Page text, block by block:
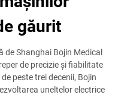
găurit
Shanghai Bojin Medical
de precizie și fiabilitate
peste trei decenii, Bojin
uneltelor electrice